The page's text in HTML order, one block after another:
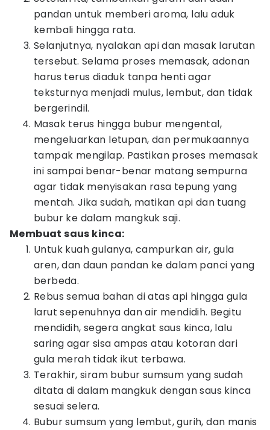
pandan untuk memberi aroma, lalu aduk
kembali hingga rata.
​Selanjutnya, nyalakan api dan masak larutan
tersebut. Selama proses memasak, adonan
harus terus diaduk tanpa henti agar
teksturnya menjadi mulus, lembut, dan tidak
bergerindil.
Masak terus hingga bubur mengental,
mengeluarkan letupan, dan permukaannya
tampak mengilap. Pastikan proses memasak
ini sampai benar-benar matang sempurna
agar tidak menyisakan rasa tepung yang
mentah. Jika sudah, matikan api dan tuang
bubur ke dalam mangkuk saji.
Membuat saus kinca:
Untuk kuah gulanya, campurkan air, gula
aren, dan daun pandan ke dalam panci yang
berbeda.
Rebus semua bahan di atas api hingga gula
larut sepenuhnya dan air mendidih. Begitu
mendidih, segera angkat saus kinca, lalu
saring agar sisa ampas atau kotoran dari
gula merah tidak ikut terbawa.
Terakhir, siram bubur sumsum yang sudah
ditata di dalam mangkuk dengan saus kinca
sesuai selera.
Bubur sumsum yang lembut, gurih, dan manis